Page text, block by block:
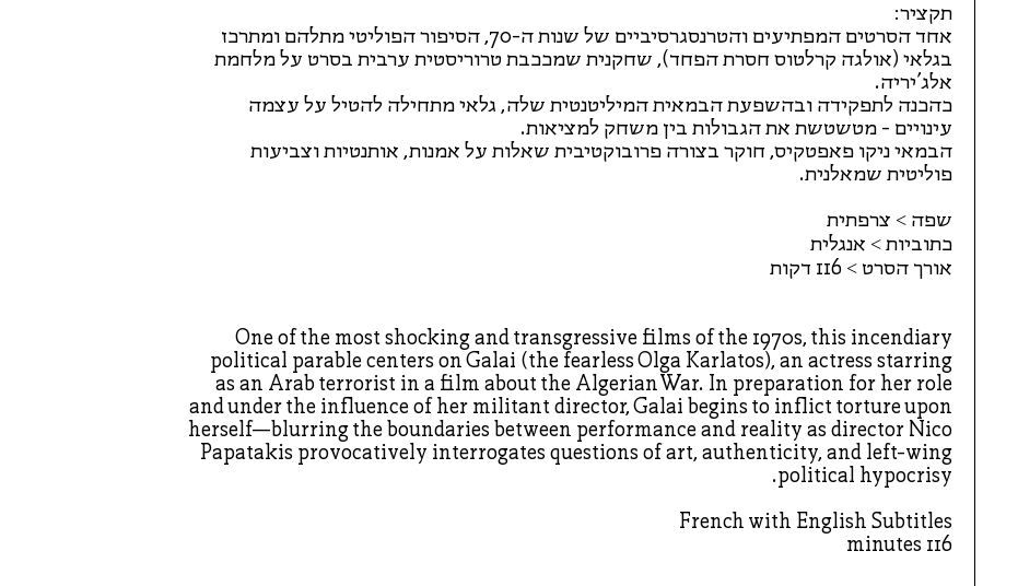
תקציר:
אחד הסרטים המפתיעים והטרנסגרסיביים של שנות ה-70, הסיפור הפוליטי מתלהם ומתרכז
בגלאי (אולגה קרלטוס חסרת הפחד), שחקנית שמככבת טרוריסטית ערבית בסרט על מלחמת
אלג'יריה.
כהכנה לתפקידה ובהשפעת הבמאית המיליטנטית שלה, גלאי מתחילה להטיל על עצמה
עינויים - מטשטשת את הגבולות בין משחק למציאות.
הבמאי ניקו פאפטקיס, חוקר בצורה פרובוקטיבית שאלות על אמנות, אותנטיות וצביעות
פוליטית שמאלנית.
שפה > צרפתית
כתוביות > אנגלית
אורך הסרט > 116 דקות
One of the most shocking and transgressive films of the 1970s, this incendiary
political parable centers on Galai (the fearless Olga Karlatos), an actress starring
as an Arab terrorist in a film about the Algerian War. In preparation for her role
and under the influence of her militant director, Galai begins to inflict torture upon
herself—blurring the boundaries between performance and reality as director Nico
Papatakis provocatively interrogates questions of art, authenticity, and left-wing
political hypocrisy.
French with English Subtitles
116 minutes